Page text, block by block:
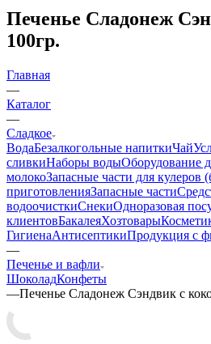
Печенье Сладонеж
100гр.
Главная
—
Каталог
—
Сладкое
ВодаБезалкогольные напиткиЧай
сливкиНаборы водыОборудование
молокоЗапасные части для кулеров
приготовленияЗапасные части
водоочисткиСнекиОдноразовая
клиентовБакалеяХозтовары
ГигиенаАнтисептикиПродукция с
—
Печенье и вафли
ШоколадКонфеты
—Печенье Сладонеж Сэндвик с